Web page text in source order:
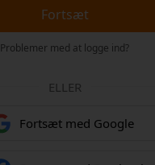
Fortsæt
Problemer med at logge ind?
ELLER
Fortsæt med Google